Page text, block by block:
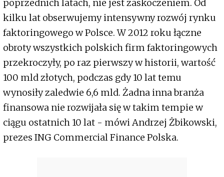
poprzednich latach, nie jest zaskoczeniem. Od
kilku lat obserwujemy intensywny rozwój rynku
faktoringowego w Polsce. W 2012 roku łączne
obroty wszystkich polskich firm faktoringowych
przekroczyły, po raz pierwszy w historii, wartość
100 mld złotych, podczas gdy 10 lat temu
wynosiły zaledwie 6,6 mld. Żadna inna branża
finansowa nie rozwijała się w takim tempie w
ciągu ostatnich 10 lat - mówi Andrzej Żbikowski,
prezes ING Commercial Finance Polska.